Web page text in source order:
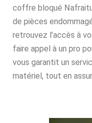
coffre bloqué
de pièces
retrouvez l’accès à
faire appel à un pro
vous garantit un
matériel, tout en